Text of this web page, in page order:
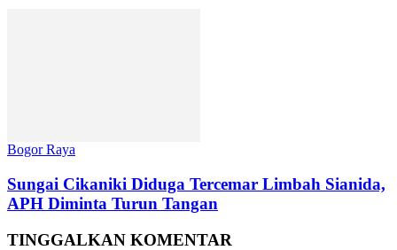
Bogor Raya
Sungai Cikaniki Diduga Tercemar Limbah Sianida,
APH Diminta Turun Tangan
TINGGALKAN KOMENTAR